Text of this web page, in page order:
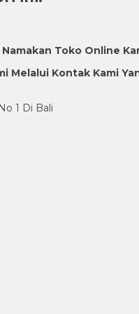
Toko Online
Melalui Kontak Kami
1 Di Bali